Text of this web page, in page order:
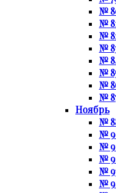
№
№
№
№
№
№
№
№
Ноябрь
№
№
№
№
№
№